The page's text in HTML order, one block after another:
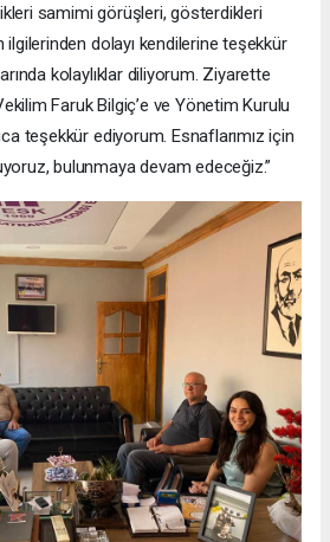
samimi görüşleri, gösterdikleri
dolayı kendilerine teşekkür
kolaylıklar diliyorum. Ziyarette
Faruk Bilgiç’e ve Yönetim Kurulu
teşekkür ediyorum. Esnaflarımız için
bulunmaya devam edeceğiz.”